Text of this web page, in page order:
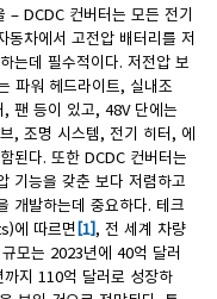
– DCDC 컨버터는 모든 전기
동차에서 고전압 배터리를 저
는데 필수적이다. 저전압 보
파워 헤드라이트, 실내조
팬 등이 있고, 48V 단에는
, 조명 시스템, 전기 히터, 에
된다. 또한 DCDC 컨버터는
기능을 갖춘 보다 저렴하고
개발하는데 중요하다. 테크
에 따르면[1], 전 세계 차량
모는 2023년에 40억 달러
지 110억 달러로 성장하